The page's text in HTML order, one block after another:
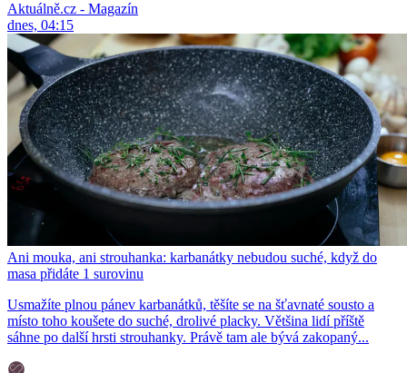
Aktuálně.cz - Magazín
dnes, 04:15
Ani mouka, ani strouhanka: karbanátky nebudou suché, když do
masa přidáte 1 surovinu
Usmažíte plnou pánev karbanátků, těšíte se na šťavnaté sousto a
místo toho koušete do suché, drolivé placky. Většina lidí příště
sáhne po další hrsti strouhanky. Právě tam ale bývá zakopaný...